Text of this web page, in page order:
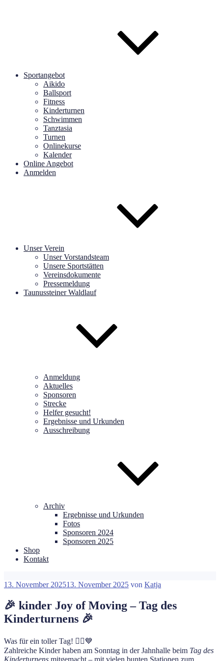
Sportangebot
Aikido
Ballsport
Fitness
Kinderturnen
Schwimmen
Tanztasia
Turnen
Onlinekurse
Kalender
Online Angebot
Anmelden
Unser Verein
Unser Vorstandsteam
Unsere Sportstätten
Vereinsdokumente
Pressemeldung
Taunussteiner Waldlauf
Anmeldung
Aktuelles
Sponsoren
Strecke
Helfer gesucht!
Ergebnisse und Urkunden
Ausschreibung
Archiv
Ergebnisse und Urkunden
Fotos
Sponsoren 2024
Sponsoren 2025
Shop
Kontakt
Veröffentlicht
13. November 202513. November 2025 von Katja
🎉 kinder Joy of Moving – Tag des
Kinderturnens 🎉
Was für ein toller Tag! 🤸‍♀️💙
Zahlreiche Kinder haben am Sonntag in der Jahnhalle beim Tag des
Kinderturnens mitgemacht – mit vielen bunten Stationen zum